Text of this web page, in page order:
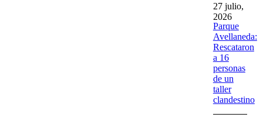
Parque
Avellaneda:
Rescataron
a 16
personas
de un
taller
clandestino
27 julio,
2026